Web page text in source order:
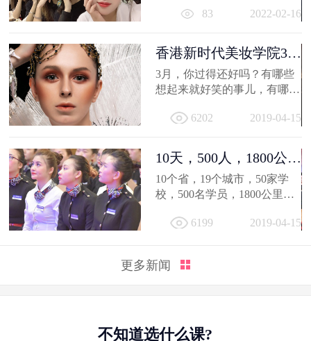
的小...
83 2022-02-16
香港新时代美妆学院3月
作品选，...
3月，你过得还好吗？有哪些
想起来就好笑的事儿，有哪值
住...
6202 2019-04-15
10天，500人，1800公
里；不负韶...
10个省，19个城市，50家学
校，500名学员，1800公里，
地方... 6199 2019-04-15
更多新闻
不知道选什么课?